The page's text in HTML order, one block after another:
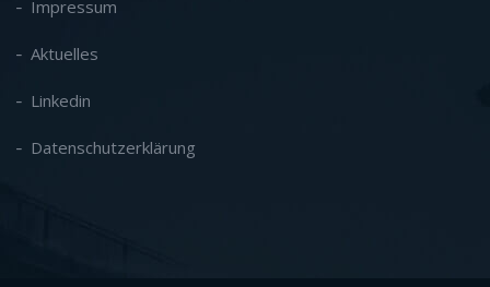
Impressum
Aktuelles
Linkedin
Datenschutzerklärung